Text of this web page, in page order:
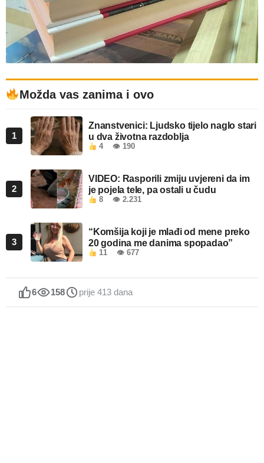
Možda vas zanima i ovo
1
Znanstvenici: Ljudsko tijelo naglo stari
u dva životna razdoblja
4 👁 190
2
VIDEO: Rasporili zmiju uvjereni da im
je pojela tele, pa ostali u čudu
8 👁 2.231
3
“Komšija koji je mlađi od mene preko
20 godina me danima spopadao”
11 👁 677
6 158 prije 413 dana